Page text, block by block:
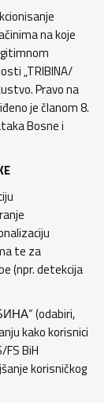
na koje
„TRIBINA/
Pravo na
je članom 8.
Bosne i
te za
(npr. detekcija
(odabiri,
kako korisnici
BiH
korisničkog